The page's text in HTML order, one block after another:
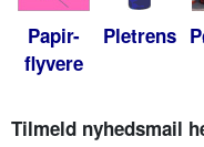
Papir-
flyvere
Pletrens
Tilmeld nyhedsmail